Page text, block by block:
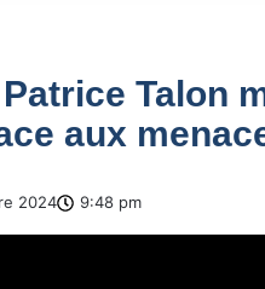
Talon
aux
2024 9:48 pm